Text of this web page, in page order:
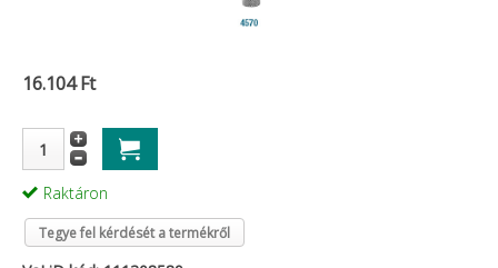
16.104 Ft
Raktáron
Tegye fel kérdését a termékről